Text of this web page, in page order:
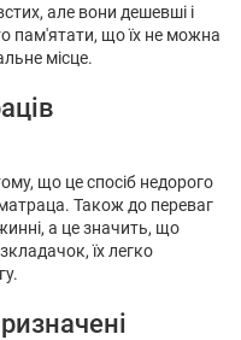
але вони дешевші і
пам'ятати, що їх не можна
місце.
що це спосіб недорого
Також до переваг
а це значить, що
їх легко